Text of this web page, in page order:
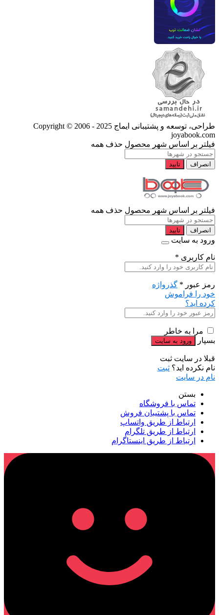
طراحی، توسعه و پشتیبانی ایماج Copyright © 2006 - 2025
joyabook.com
فیلتر بر اساس شهر محصول حذف همه
انصراف تایید
فیلتر بر اساس شهر محصول حذف همه
انصراف تایید
ورود به سایت
نام کاربری *
رمز عبور * گذرواژه
خود را فراموش
کرده اید؟
مرا به خاطر
بسپار
قبلا در سایت ثبت
نام نکرده اید؟ ثبت
نام در سایت
بستن
تماس با فروشگاه
تماس با پشتیبان فروش
ارتباط از طریق واتساپ
ارتباط از طریق تلگرام
ارتباط از طریق اینستاگرام